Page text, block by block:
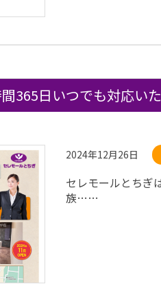
365日いつでも対応い
2024年12月26日
セレモールとちぎ
族……